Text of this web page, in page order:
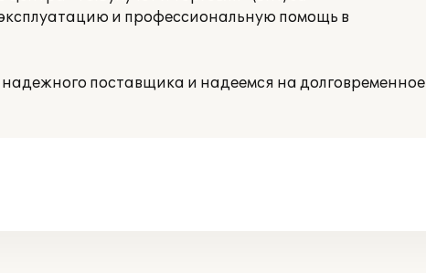
и профессиональную помощь в
поставщика и надеемся на долговременное